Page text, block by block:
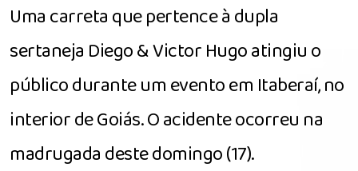
Uma carreta que pertence à dupla
sertaneja Diego & Victor Hugo atingiu o
público durante um evento em Itaberaí, no
interior de Goiás. O acidente ocorreu na
madrugada deste domingo (17).